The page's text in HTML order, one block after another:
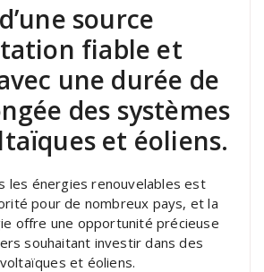
source
fiable et
une durée de
des systèmes
et éoliens.
les énergies renouvelables est
pour de nombreux pays, et la
offre une opportunité précieuse
souhaitant investir dans des
et éoliens.